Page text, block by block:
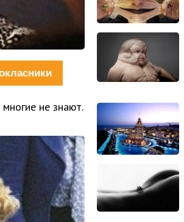
не знают.